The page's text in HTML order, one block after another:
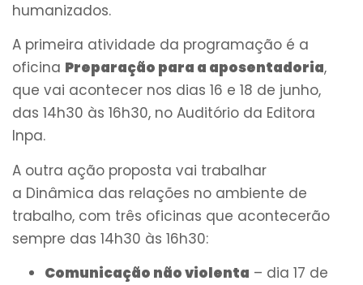
humanizados.
A primeira atividade da programação é a
oficina Preparação para a aposentadoria,
que vai acontecer nos dias 16 e 18 de junho,
das 14h30 às 16h30, no Auditório da Editora
Inpa.
A outra ação proposta vai trabalhar
a Dinâmica das relações no ambiente de
trabalho, com três oficinas que acontecerão
sempre das 14h30 às 16h30:
Comunicação não violenta – dia 17 de